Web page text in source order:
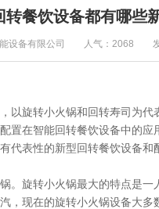
转餐饮设备都有哪些
设备有限公司 人气：2068
以旋转小火锅和回转寿司为
置在智能回转餐饮设备中的
代表性的新型回转餐饮设备和
。旋转小火锅最大的特点是
，现在的旋转小火锅设备大